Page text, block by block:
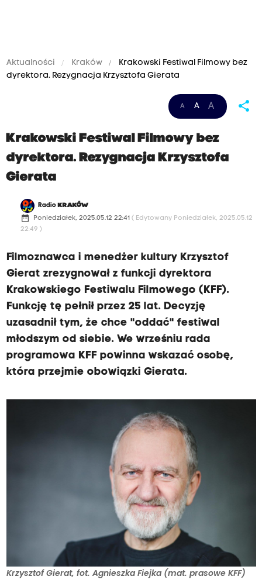
Aktualności Kraków
Krakowski Festiwal Filmowy bez
dyrektora. Rezygnacja Krzysztofa Gierata
A A A share
Krakowski Festiwal Filmowy bez
dyrektora. Rezygnacja Krzysztofa
Gierata
Radio KRAKÓW
date_range Poniedziałek, 2025.05.12 22:41 ( Edytowany Poniedziałek, 2025.05.12
22:49 )
Filmoznawca i menedżer kultury Krzysztof
Gierat zrezygnował z funkcji dyrektora
Krakowskiego Festiwalu Filmowego (KFF).
Funkcję tę pełnił przez 25 lat. Decyzję
uzasadnił tym, że chce "oddać" festiwal
młodszym od siebie. We wrześniu rada
programowa KFF powinna wskazać osobę,
która przejmie obowiązki Gierata.
Krzysztof Gierat, fot. Agnieszka Fiejka (mat. prasowe KFF)